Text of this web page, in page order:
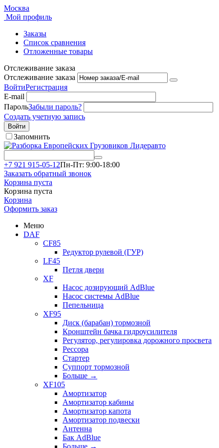
Москва
Мой профиль
Заказы
Список сравнения
Отложенные товары
Отслеживание заказа
Отслеживание заказа
ВойтиРегистрация
E-mail
ПарольЗабыли пароль?
Создать учетную запись
Войти
Запомнить
+7 921 915-05-12Пн-Пт: 9:00-18:00
Заказать обратный звонок
Корзина пуста
Корзина пуста
Корзина
Оформить заказ
Меню
DAF
CF85
Редуктор рулевой (ГУР)
LF45
Петля двери
XF
Насос дозирующий AdBlue
Насос системы AdBlue
Пепельница
XF95
Диск (барабан) тормозной
Кронштейн бачка гидроусилителя
Регулятор, регулировка дорожного просвета
Рессора
Стартер
Суппорт тормозной
Больше →
XF105
Амортизатор
Амортизатор кабины
Амортизатор капота
Амортизатор подвески
Антенна
Бак AdBlue
Больше →